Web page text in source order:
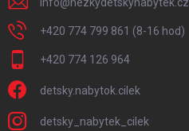
+420 774 799 861 (8-16 hod)
+420 774 126 964
detsky.nabytok.cilek
detsky_nabytek_cilek